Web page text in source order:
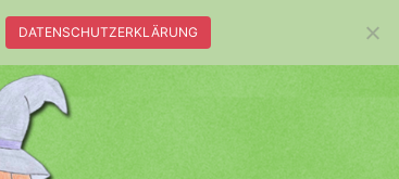
DATENSCHUTZERKLÄRUNG